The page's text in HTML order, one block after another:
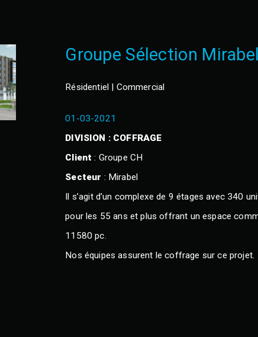
Groupe Sélection Mirabel
Résidentiel | Commercial
01-03-2021
DIVISION : COFFRAGE
Client : Groupe CH
Secteur : Mirabel
Il s’agit d’un complexe de 9 étages avec 340
pour les 55 ans et plus offrant un espace
11580 pc.
Nos équipes assurent le coffrage sur ce projet.